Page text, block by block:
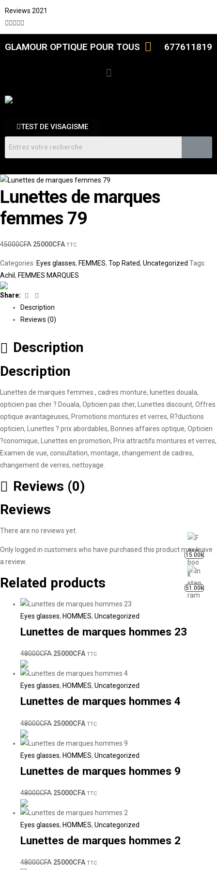
Reviews 2021

GLAMOUR OPTIQUE POUR TOUS 677611819
TEST DE VISAGISME
Lunettes de marques
femmes 79
45000CFA 25000CFA TTC
Categories: Eyes glasses, FEMMES, Top Rated, Uncategorized Tags:
Achil , FEMMES MARQUES
Share: Facebook
Description
Reviews (0)
Description
Description
Lunettes de marques femmes , cadres monture, lunettes douala,
opticien pas cher ? Douala, Opticien pas cher, Lunettes discount, Offres
optique avantageuses, Promotions montures et verres, R?ductions
opticien, Lunettes ? prix abordables, Bonnes affaires optique, Opticien
?conomique, Lunettes en promotion, Prix attractifs montures et verres,
Examen de vue, consultation, montage, changement de cadres,
changement de verres, nettoyage.
Reviews (0)
Reviews
There are no reviews yet.
Only logged in customers who have purchased this product may leave
a review.
Related products
Eyes glasses, HOMMES, Uncategorized
Lunettes de marques hommes 23
48000CFA 25000CFA TTC
Eyes glasses, HOMMES, Uncategorized
Lunettes de marques hommes 4
48000CFA 25000CFA TTC
Eyes glasses, HOMMES, Uncategorized
Lunettes de marques hommes 9
48000CFA 25000CFA TTC
Eyes glasses, HOMMES, Uncategorized
Lunettes de marques hommes 2
48000CFA 25000CFA TTC
15.00k
51.00k